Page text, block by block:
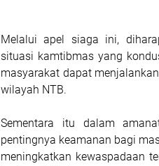
Melalui apel siaga ini,
situasi kamtibmas yang
masyarakat dapat
wilayah NTB.
Sementara itu dalam
pentingnya keamanan bagi
meningkatkan kewaspadaan